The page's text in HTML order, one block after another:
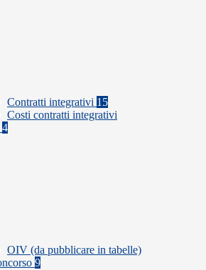
Contratti integrativi 15
Costi contratti integrativi
4
OIV (da pubblicare in tabelle)
9